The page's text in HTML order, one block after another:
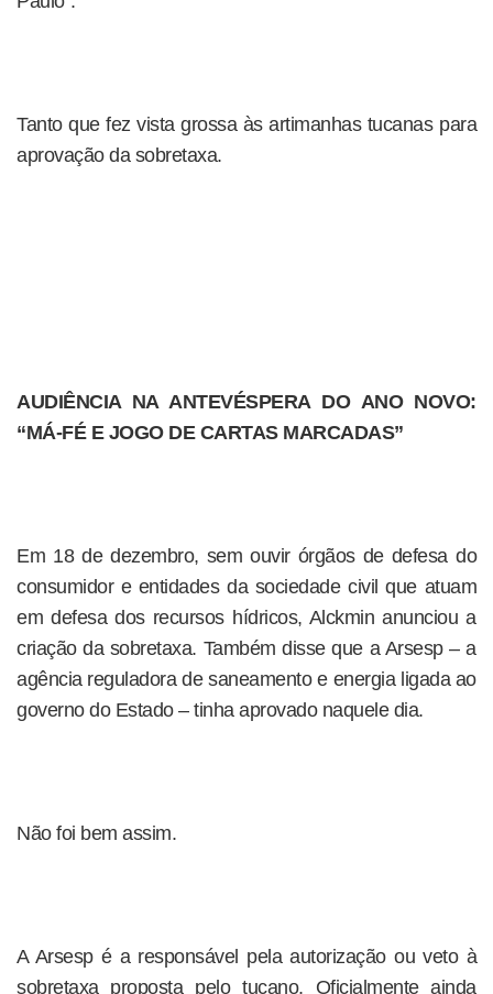
Tanto que fez vista grossa às artimanhas tucanas para
aprovação da sobretaxa.
AUDIÊNCIA NA ANTEVÉSPERA DO ANO NOVO:
“MÁ-FÉ E JOGO DE CARTAS MARCADAS”
Em 18 de dezembro, sem ouvir órgãos de defesa do
consumidor e entidades da sociedade civil que atuam
em defesa dos recursos hídricos, Alckmin anunciou a
criação da sobretaxa. Também disse que a Arsesp – a
agência reguladora de saneamento e energia ligada ao
governo do Estado – tinha aprovado naquele dia.
Não foi bem assim.
A Arsesp é a responsável pela autorização ou veto à
sobretaxa proposta pelo tucano. Oficialmente ainda